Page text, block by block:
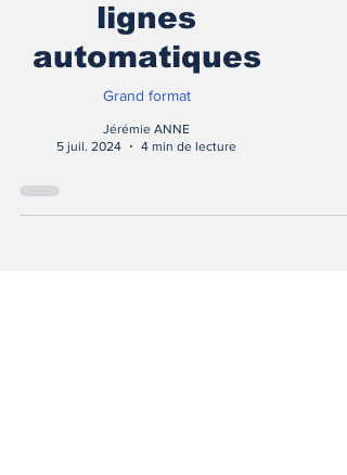
lignes
automatiques
Grand format
Jérémie ANNE
5 juil. 2024
4 min de lecture